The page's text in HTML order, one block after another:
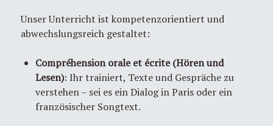
Unser Unterricht ist kompetenzorientiert und
abwechslungsreich gestaltet:
Compréhension orale et écrite (Hören und
Lesen): Ihr trainiert, Texte und Gespräche zu
verstehen – sei es ein Dialog in Paris oder ein
französischer Songtext.